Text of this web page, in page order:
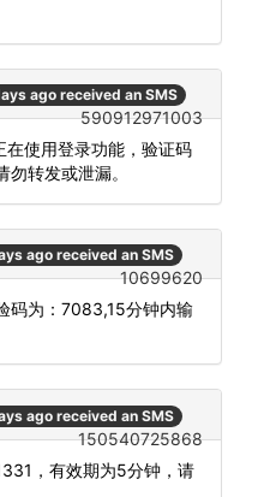
ago received an SMS
590912971003
在使用登录功能，验证码
转发或泄漏。
ago received an SMS
10699620
码为：7083,15分钟内输
ago received an SMS
150540725868
，有效期为5分钟，请